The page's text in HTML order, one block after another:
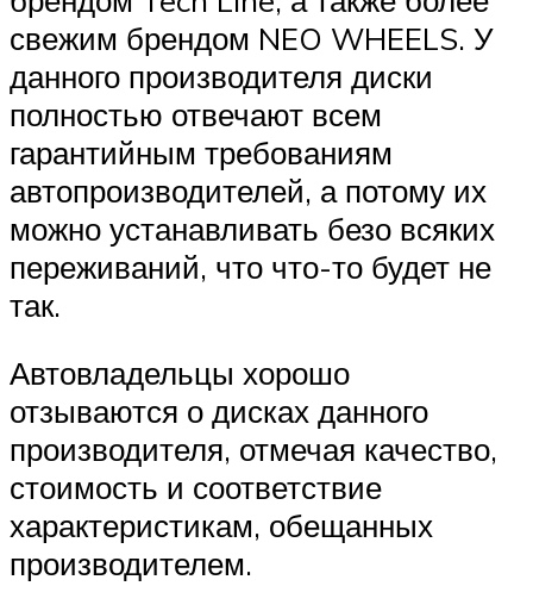
свежим брендом NEO WHEELS. У
данного производителя диски
полностью отвечают всем
гарантийным требованиям
автопроизводителей, а потому их
можно устанавливать безо всяких
переживаний, что что-то будет не
так.
Автовладельцы хорошо
отзываются о дисках данного
производителя, отмечая качество,
стоимость и соответствие
характеристикам, обещанных
производителем.